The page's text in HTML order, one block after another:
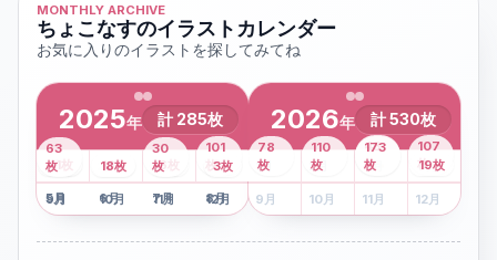
MONTHLY ARCHIVE
ちょこなすのイラストカレンダー
お気に入りのイラストを探してみてね
2025年 計 285枚
1月
2枚 2月 3月 4月
8枚
5月
41 枚
6月
13枚
7月
6枚
8月
101
枚
9月
63
枚
10月
18枚
11月
30
枚
12月
3枚
2026年 計530枚
1月 2月 3月
43
枚
4月
107
枚
5 月
78
枚
6月
110
枚
7月
173
枚
8月
19枚
9 月 10月 11月 12月